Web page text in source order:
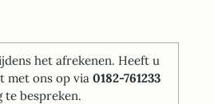
het afrekenen. Heeft u
met ons op via 0182-761233
te bespreken.